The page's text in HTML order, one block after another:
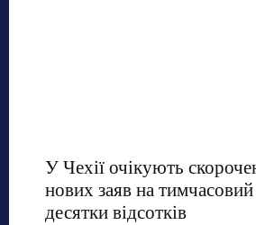
У Чехії очікують
нових заяв на тимчасовий
десятки відсотків